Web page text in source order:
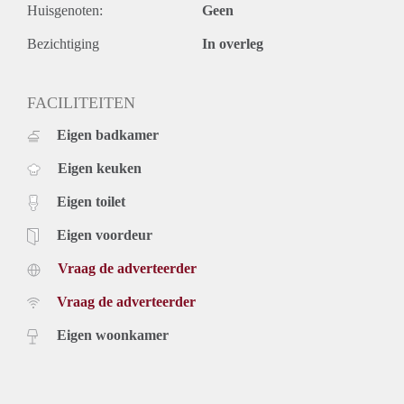
Huisgenoten: Geen
Bezichtiging In overleg
FACILITEITEN
Eigen badkamer
Eigen keuken
Eigen toilet
Eigen voordeur
Vraag de adverteerder
Vraag de adverteerder
Eigen woonkamer